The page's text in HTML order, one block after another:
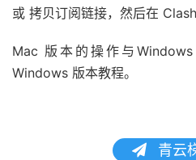
或 拷贝订阅链接，然后在
Mac 版本的操作与
Windows 版本教程。
青云